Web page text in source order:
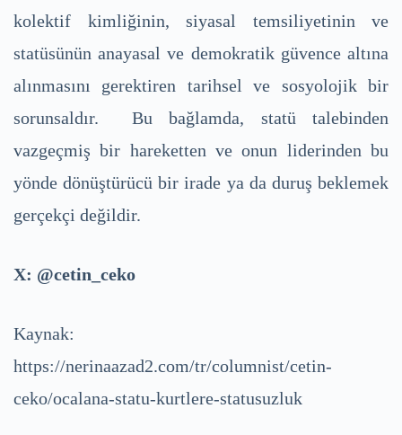
kolektif kimliğinin, siyasal temsiliyetinin ve
statüsünün anayasal ve demokratik güvence altına
alınmasını gerektiren tarihsel ve sosyolojik bir
sorunsaldır. Bu bağlamda, statü talebinden
vazgeçmiş bir hareketten ve onun liderinden bu
yönde dönüştürücü bir irade ya da duruş beklemek
gerçekçi değildir.
X: @cetin_ceko
Kaynak:
https://nerinaazad2.com/tr/columnist/cetin-
ceko/ocalana-statu-kurtlere-statusuzluk